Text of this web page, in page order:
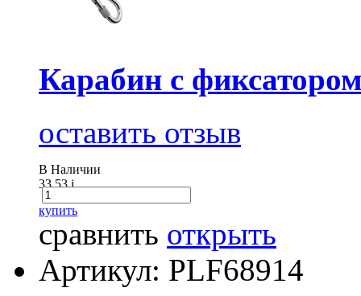
Карабин с
оставить отзыв
В Наличии
33.53i
купить
сравнить открыть
Артикул: PLF68914